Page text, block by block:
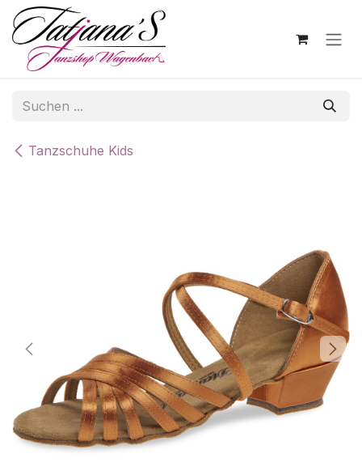
Zum Inhalt springen
Tanzschuhe Kids